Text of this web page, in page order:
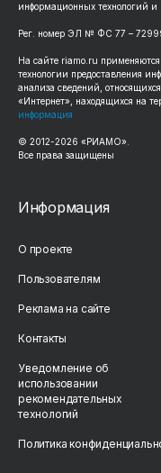
информационных технологий
Рег. номер ЭЛ № ФС 77 –
На сайте riamo.ru
технологии предоставления
анализа сведений,
«Интернет», находящихся на
информация
© 2012-2026 «РИАМО».
Все права защищены
Информация
О проекте
Пользователям
Реклама на сайте
Контакты
Уведомление об
использовании
рекомендательных
технологий
Политика